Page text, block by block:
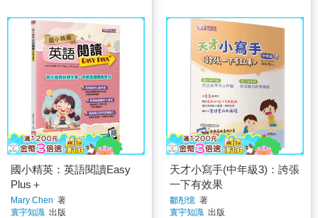
國小精英：英語閱讀Easy
Plus＋
Mary Chen 著
寰宇知識 出版
天才小寫手(中年級3)：誇張
一下有效果
鄒彤憶 著
寰宇知識 出版